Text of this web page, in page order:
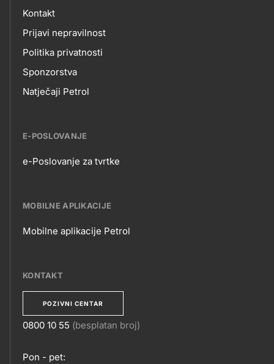
Kontakt
Prijavi nepravilnost
Politika privatnosti
Sponzorstva
Natječaji Petrol
E-POSLOVANJE
POSLOVANJE
e-Poslovanje za tvrtke
MOBILNE APLIKACIJE
APLIKACIJE
Mobilne aplikacije Petrol
KONTAKT
POZIVNI CENTAR
KONTAKT
0800 10 55 (besplatan broj)
Pon - pet: